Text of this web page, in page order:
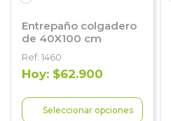
Entrepaño colgadero
de 40X100 cm
Ref: 1460
Hoy: $62.900
Seleccionar opciones